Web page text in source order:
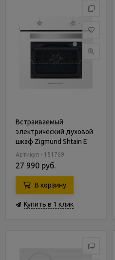
Встраиваемый
электрический духовой
шкаф Zigmund Shtain E
143 W
Артикул - 151769
27 990 руб.
В корзину
Купить в 1 клик